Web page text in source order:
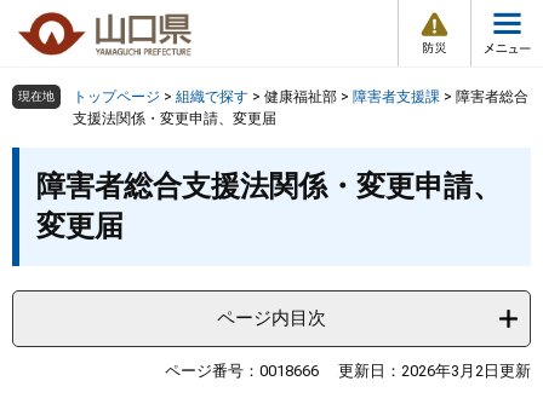
の
頭
ー
飛
情
報
メ
ュ
組織で探す
検索の仕方 組織で探す サイトマップで探す
現在地 トップページ > 組織で探す > 健康福祉部 > 障害者支援課 > 障害者総合
支援法関係・変更申請、変更届
障害者総合支援法関係・変更申請、
変更届
ページ内目次
ページ番号：0018666 更新日：2026年3月2日更新